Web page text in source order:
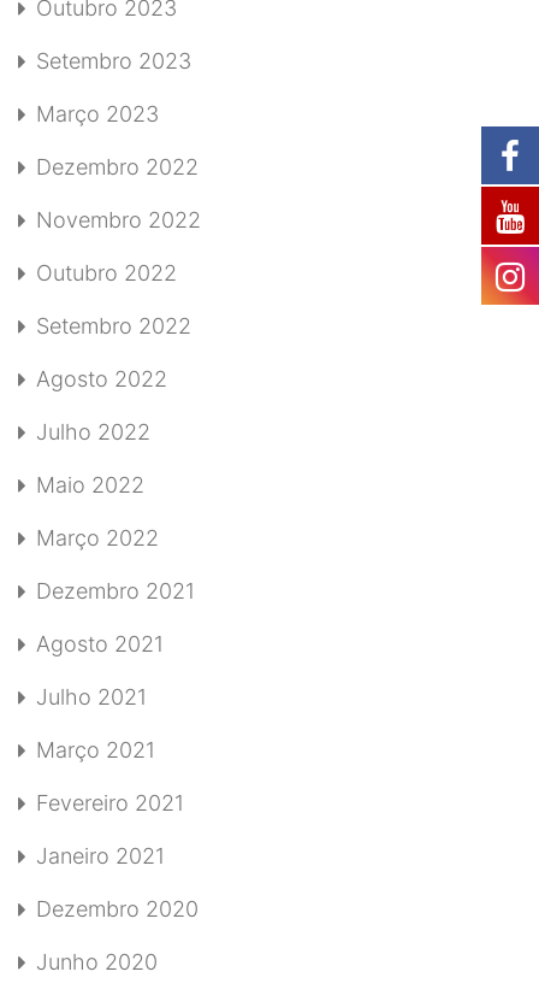
Outubro 2023
Setembro 2023
Março 2023
Dezembro 2022
Novembro 2022
Outubro 2022
Setembro 2022
Agosto 2022
Julho 2022
Maio 2022
Março 2022
Dezembro 2021
Agosto 2021
Julho 2021
Março 2021
Fevereiro 2021
Janeiro 2021
Dezembro 2020
Junho 2020